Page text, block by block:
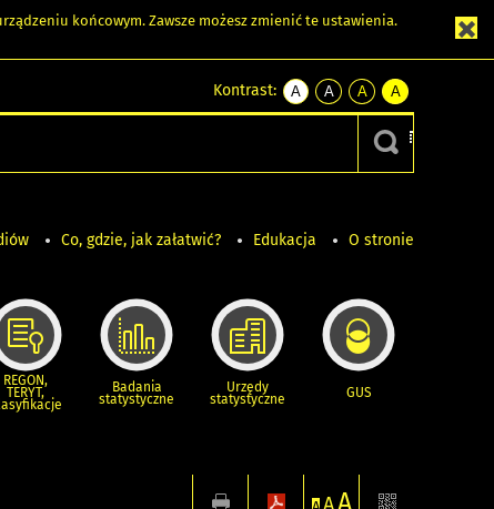
końcowym. Zawsze możesz zmienić te ustawienia.
Kontrast:
A
kontrast
A
kontrast
czarnym
A
kontrast
żółty
tekst
czarnym
A
kontrast
czarny
tekst
żółtym
Co, gdzie, jak załatwić? Edukacja O stronie
REGON,
TERYT, Badania
statystyczne
Urzędy
statystyczne GUS
A